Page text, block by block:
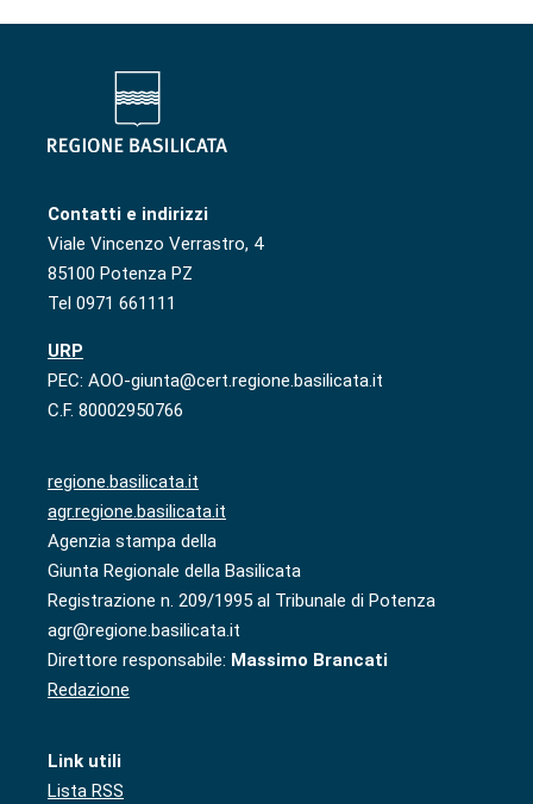
Contatti e indirizzi
Viale Vincenzo Verrastro, 4
85100 Potenza PZ
Tel 0971 661111
URP
PEC: AOO-giunta@cert.regione.basilicata.it
C.F. 80002950766
regione.basilicata.it
agr.regione.basilicata.it
Agenzia stampa della
Giunta Regionale della Basilicata
Registrazione n. 209/1995 al Tribunale di Potenza
agr@regione.basilicata.it
Direttore responsabile: Massimo Brancati
Redazione
Link utili
Lista RSS